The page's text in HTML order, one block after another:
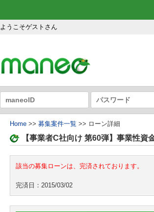
ようこそゲストさん
Home >> 募集案件一覧 >> ローン詳細
【事業者C社向け 第60弾】事業性資
該当の募集ローンは、完済されております。
完済日：2015/03/02